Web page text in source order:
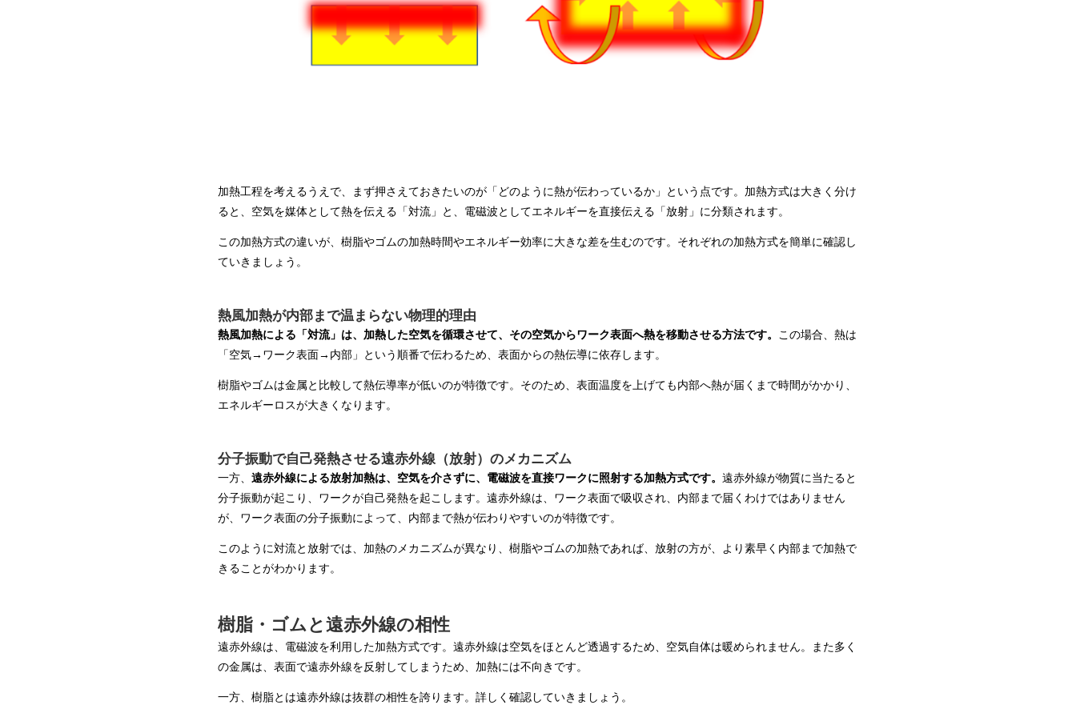
加熱工程を考えるうえで、まず押さえておきたいのが「どのように熱が伝わっているか」という点です。加熱方式は大きく分け
ると、空気を媒体として熱を伝える「対流」と、電磁波としてエネルギーを直接伝える「放射」に分類されます。
この加熱方式の違いが、樹脂やゴムの加熱時間やエネルギー効率に大きな差を生むのです。それぞれの加熱方式を簡単に確認し
ていきましょう。
熱風加熱が内部まで温まらない物理的理由
熱風加熱による「対流」は、加熱した空気を循環させて、その空気からワーク表面へ熱を移動させる方法です。
この場合、熱は
「空気→ワーク表面→内部」という順番で伝わるため、表面からの熱伝導に依存します。
樹脂やゴムは金属と比較して熱伝導率が低いのが特徴です。そのため、表面温度を上げても内部へ熱が届くまで時間がかかり、
エネルギーロスが大きくなります。
分子振動で自己発熱させる遠赤外線（放射）のメカニズム
一方、 遠赤外線による放射加熱は、空気を介さずに、電磁波を直接ワークに照射する加熱方式です。 遠赤外線が物質に当たると
分子振動が起こり、ワークが自己発熱を起こします。遠赤外線は、ワーク表面で吸収され、内部まで届くわけではありません
が、ワーク表面の分子振動によって、内部まで熱が伝わりやすいのが特徴です。
このように対流と放射では、加熱のメカニズムが異なり、樹脂やゴムの加熱であれば、放射の方が、より素早く内部まで加熱で
きることがわかります。
樹脂・ゴムと遠赤外線の相性
遠赤外線は、電磁波を利用した加熱方式です。遠赤外線は空気をほとんど透過するため、空気自体は暖められません。また多く
の金属は、表面で遠赤外線を反射してしまうため、加熱には不向きです。
一方、樹脂とは遠赤外線は抜群の相性を誇ります。詳しく確認していきましょう。